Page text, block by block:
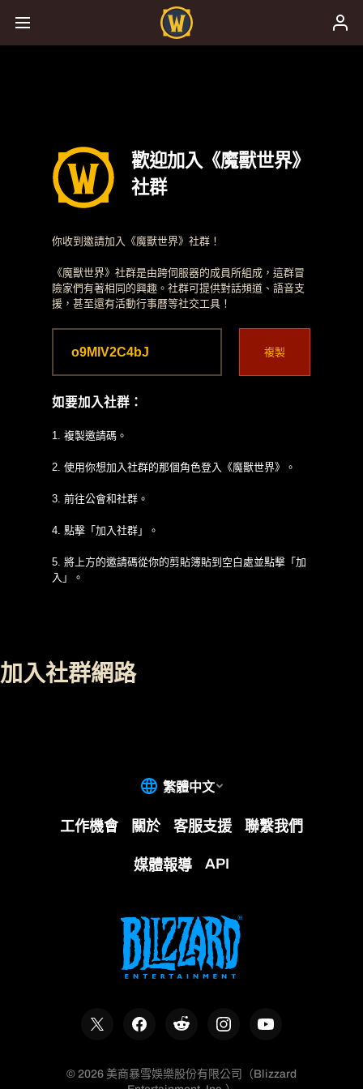
歡迎加入《魔獸世界》
社群
你收到邀請加入《魔獸世界》社群！
《魔獸世界》社群是由跨伺服器的成員所組成，這群冒
險家們有著相同的興趣。社群可提供對話頻道、語音支
援，甚至還有活動行事曆等社交工具！
o9MlV2C4bJ 複製
如要加入社群：
1. 複製邀請碼。
2. 使用你想加入社群的那個角色登入《魔獸世界》。
3. 前往公會和社群。
4. 點擊「加入社群」。
5. 將上方的邀請碼從你的剪貼簿貼到空白處並點擊「加
入」。
加入社群網路